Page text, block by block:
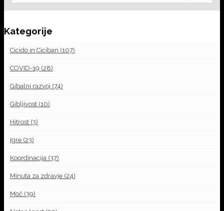
Kategorije
Cicido in Ciciban (107)
COVID-19 (28)
Gibalni razvoj (74)
Gibljivost (10)
Hitrost (3)
Igre (23)
Koordinacija (37)
Minuta za zdravje (24)
Moč (39)